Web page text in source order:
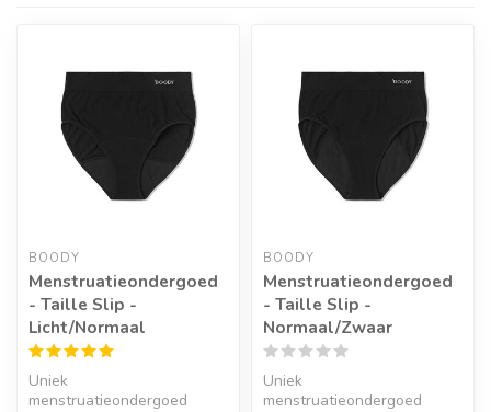
BOODY
Menstruatieondergoed
- Taille Slip -
Licht/Normaal
Uniek
menstruatieondergoed
BOODY
Menstruatieondergoed
- Taille Slip -
Normaal/Zwaar
Uniek
menstruatieondergoed